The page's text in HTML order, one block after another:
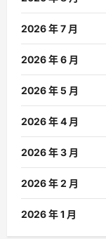
2026 年 7 月
2026 年 6 月
2026 年 5 月
2026 年 4 月
2026 年 3 月
2026 年 2 月
2026 年 1 月